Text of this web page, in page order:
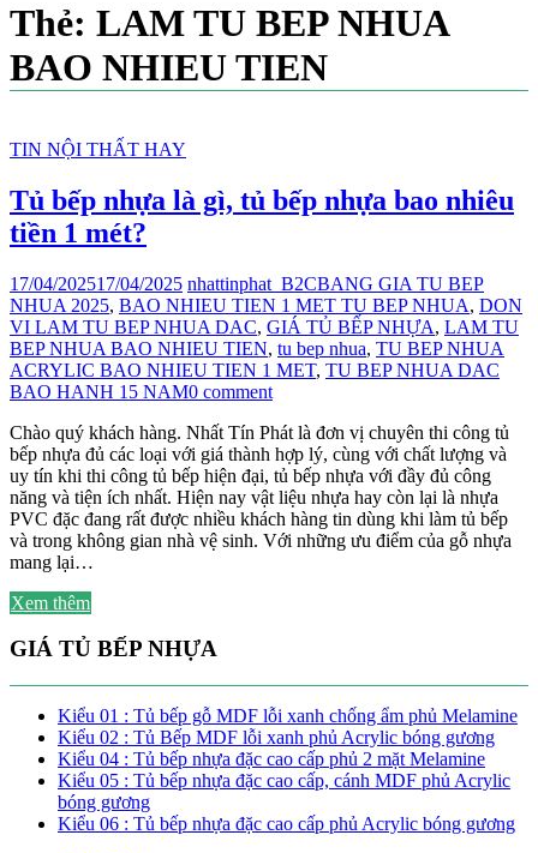
Thẻ: LAM TU BEP NHUA
BAO NHIEU TIEN
TIN NỘI THẤT HAY
Tủ bếp nhựa là gì, tủ bếp nhựa bao nhiêu
tiền 1 mét?
17/04/202517/04/2025 nhattinphat_B2CBANG GIA TU BEP
NHUA 2025, BAO NHIEU TIEN 1 MET TU BEP NHUA, DON
VI LAM TU BEP NHUA DAC, GIÁ TỦ BẾP NHỰA, LAM TU
BEP NHUA BAO NHIEU TIEN, tu bep nhua, TU BEP NHUA
ACRYLIC BAO NHIEU TIEN 1 MET, TU BEP NHUA DAC
BAO HANH 15 NAM0 comment
Chào quý khách hàng. Nhất Tín Phát là đơn vị chuyên thi công tủ
bếp nhựa đủ các loại với giá thành hợp lý, cùng với chất lượng và
uy tín khi thi công tủ bếp hiện đại, tủ bếp nhựa với đầy đủ công
năng và tiện ích nhất. Hiện nay vật liệu nhựa hay còn lại là nhựa
PVC đặc đang rất được nhiều khách hàng tin dùng khi làm tủ bếp
và trong không gian nhà vệ sinh. Với những ưu điểm của gỗ nhựa
mang lại…
Xem thêm
GIÁ TỦ BẾP NHỰA
Kiểu 01 : Tủ bếp gỗ MDF lỗi xanh chống ẩm phủ Melamine
Kiểu 02 : Tủ Bếp MDF lỗi xanh phủ Acrylic bóng gương
Kiểu 04 : Tủ bếp nhựa đặc cao cấp phủ 2 mặt Melamine
Kiểu 05 : Tủ bếp nhựa đặc cao cấp, cánh MDF phủ Acrylic
bóng gương
Kiểu 06 : Tủ bếp nhựa đặc cao cấp phủ Acrylic bóng gương